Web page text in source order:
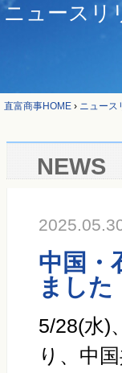
ニュースリ
直富商事HOME › ニュース
NEWS
中国・
ました
5/28(水)
り、中